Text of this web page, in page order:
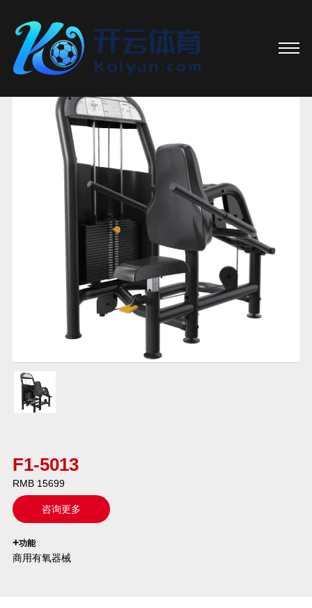
F1-5013
RMB 15699
咨询更多
`
+功能
商用有氧器械